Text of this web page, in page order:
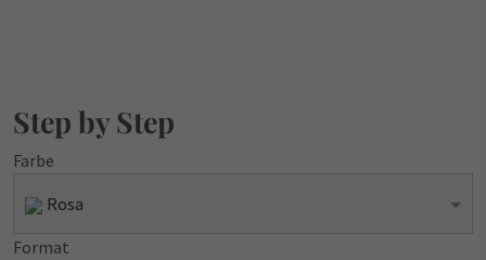
Step by Step
Farbe
Rosa
Format